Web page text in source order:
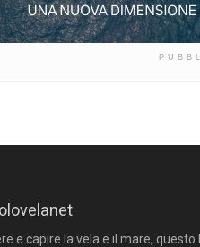
e capire la vela e il mare,